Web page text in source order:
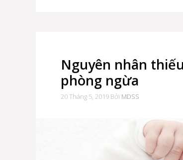
Nguyên nhân
phòng ngừa
20 Tháng 5, 2019 Bởi MDSS